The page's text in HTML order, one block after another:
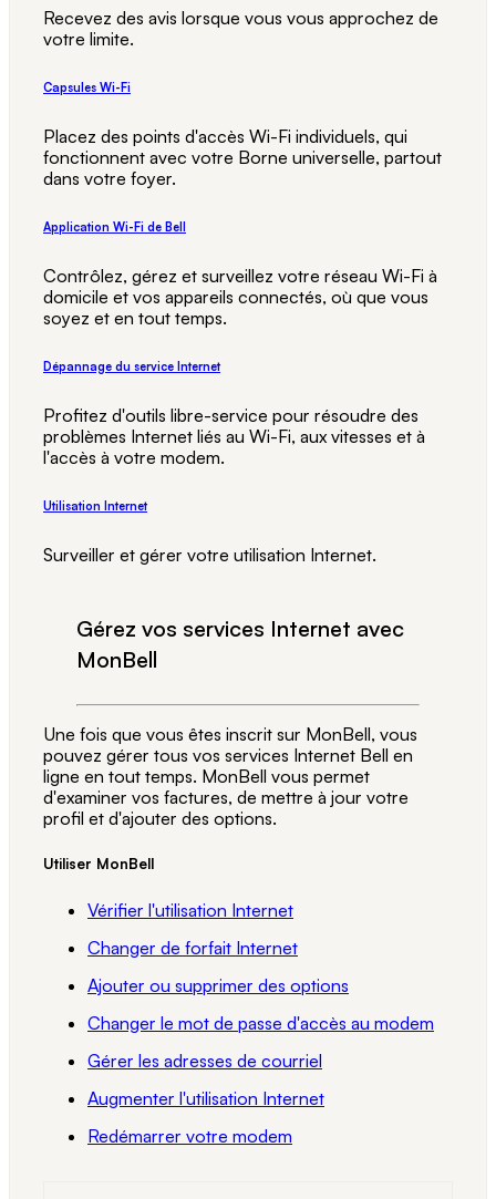
Recevez des avis lorsque vous vous approchez de
votre limite.
Capsules Wi-Fi
Placez des points d'accès Wi-Fi individuels, qui
fonctionnent avec votre Borne universelle, partout
dans votre foyer.
Application Wi-Fi de Bell
Contrôlez, gérez et surveillez votre réseau Wi-Fi à
domicile et vos appareils connectés, où que vous
soyez et en tout temps.
Dépannage du service Internet
Profitez d'outils libre-service pour résoudre des
problèmes Internet liés au Wi-Fi, aux vitesses et à
l'accès à votre modem.
Utilisation Internet
Surveiller et gérer votre utilisation Internet.
Gérez vos services Internet avec
MonBell
Une fois que vous êtes inscrit sur MonBell, vous
pouvez gérer tous vos services Internet Bell en
ligne en tout temps. MonBell vous permet
d'examiner vos factures, de mettre à jour votre
profil et d'ajouter des options.
Utiliser MonBell
Vérifier l'utilisation Internet
Changer de forfait Internet
Ajouter ou supprimer des options
Changer le mot de passe d'accès au modem
Gérer les adresses de courriel
Augmenter l'utilisation Internet
Redémarrer votre modem